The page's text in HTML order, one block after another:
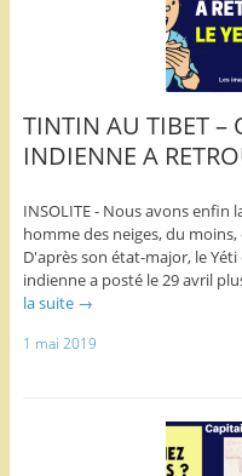
TINTIN AU TIBET –
INDIENNE A
INSOLITE - Nous avons enfin
homme des neiges, du moins,
D'après son état-major, le
indienne a posté le 29 avril
la suite →
1 mai 2019